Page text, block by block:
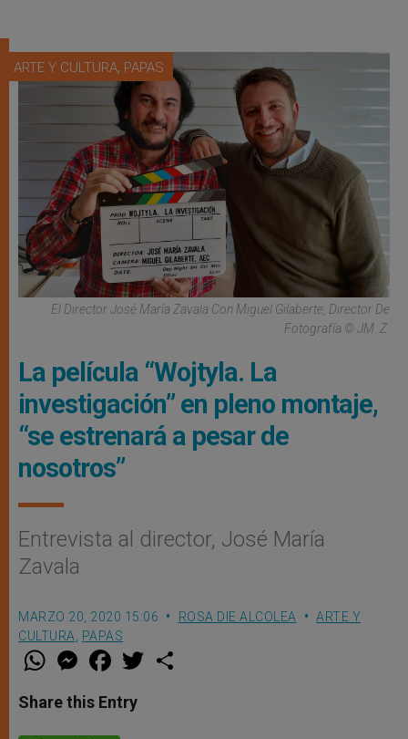
ARTE Y CULTURA, PAPAS
El Director José María Zavala Con Miguel Gilaberte, Director De
Fotografía © JM. Z.
La película “Wojtyla. La
investigación” en pleno montaje,
“se estrenará a pesar de
nosotros”
Entrevista al director, José María
Zavala
MARZO 20, 2020 15:06 ROSA DIE ALCOLEA
ARTE Y
CULTURA
PAPAS
W
t
s
M
e
s
e
F
a
e
b
w
Share this Entry